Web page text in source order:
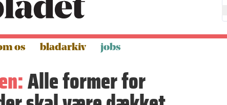
os bladarkiv jobs
Alle former for